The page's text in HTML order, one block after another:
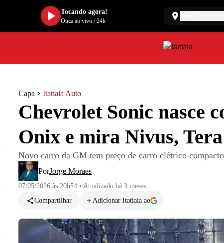
Capa Itatiaia Auto
Chevrolet Sonic nasce
Onix e mira Nivus, Tera
Novo carro da GM tem preço de carro elétrico compacto
PorJorge Moraes
07/05/2026 às 20h54 • Atualizado há 3 meses
Compartilhar
Adicionar Itatiaia ao
Tocando agora!
Ouça ao vivo/24h